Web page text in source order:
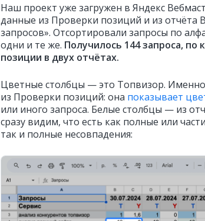
Наш проект уже загружен в Яндекс
данные из Проверки позиций и из отчёта
запросов». Отсортировали запросы по
одни и те же. Получилось 144 запроса,
позиции в двух отчётах.
Цветные столбцы — это Топвизор. Именно
из Проверки позиций: она показывает
или иного запроса. Белые столбцы — из
сразу видим, что есть как полные или
так и полные несовпадения: